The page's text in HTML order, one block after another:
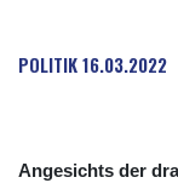
POLITIK16.03.2022
Angesichts der